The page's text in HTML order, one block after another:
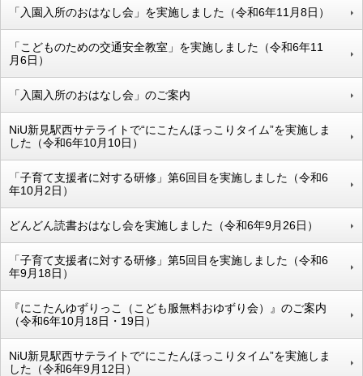
「入園入所のおはなし会」を実施しました（令和6年11月8日）
「こどものための交通安全教室」を実施しました（令和6年11
月6日）
「入園入所のおはなし会」のご案内
NiU新見駅西サテライトで“にこたんほっこりタイム”を実施しま
した（令和6年10月10日）
「子育て支援者に対する研修」第6回目を実施しました（令和6
年10月2日）
どんどん読書おはなし会を実施しました（令和6年9月26日）
「子育て支援者に対する研修」第5回目を実施しました（令和6
年9月18日）
『にこたんゆずりっこ（こども服無料おゆずり会）』のご案内
（令和6年10月18日・19日）
NiU新見駅西サテライトで“にこたんほっこりタイム”を実施しま
した（令和6年9月12日）